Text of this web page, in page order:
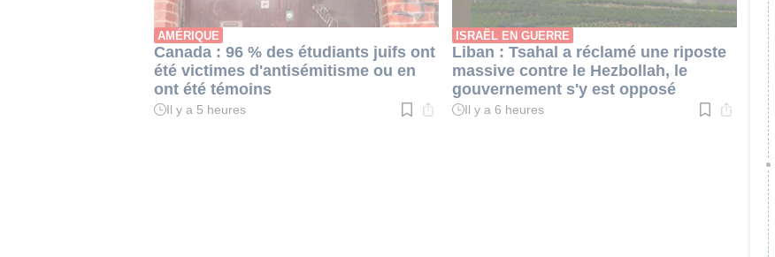
AMÉRIQUE
Canada : 96 % des étudiants juifs ont
été victimes d'antisémitisme ou en
ont été témoins
Temps
Il y a 5 heures
ISRAËL EN GUERRE
Liban : Tsahal a réclamé une riposte
massive contre le Hezbollah, le
gouvernement s'y est opposé
Temps
Il y a 6 heures